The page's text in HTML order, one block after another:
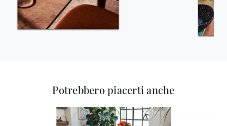
Potrebbero piacerti anche